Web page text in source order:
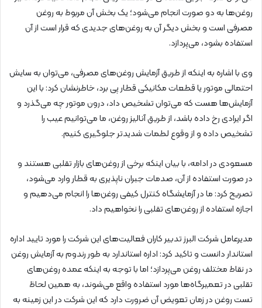
روغن‌ها به دو صورت انجام می‌شود؛ یک بخش آن مربوط به روغن
مصرفی است و بخش دیگر آن به روغن‌های جدیدی که قرار است از آن
استفاده بشود، می‌پردازد.
وی با اشاره به اینکه از طریق آزمایش روغن‌های مصرفی، می‌توان به سایش
احتمالی موتور یا قطعات مکانیکی قطار پی برد، خاطرنشان کرد: با این
آزمایش‌ها هست که می‌توان تشخیص داد، درون موتور چه می‌گذرد و
اگر ایرادی رخ داده باشد، از طریق آنالیز روغن، ما می‌توانیم عیب را
تشخیص داده و از وقوع لطمات شدیدتر جلوگیری کنیم.
مسعودی در ادامه، با بیان اینکه برخی از روغن‌های بازار تقلبی هستند و
در صورت استفاده از آن، صدمات جبران ناپذیری به قطار وارد می‌شود،
تصریح کرد: ما در آزمایشگاه‌ کنترل کیفی روغن‌ها را انجام می‌دهیم و
اجازه استفاده از روغن‌های تقلبی را نخواهیم داد.
مدیرعامل شرکت البرز تدبیر کاران فعالیت‌های این شرکت را مورد تایید اداره
استاندار دانست و تاکید کرد: اداره استاندارد به طور رندوم به آزمایش روغن
در نقاط مختلف روغن می‌پردازد؛ اما با توجه به اینکه عمده روغن‌های
تقلبی در تعمیرگاه‌ها مورد استفاده واقع می‌شوند، به همین لحاظ
تست روغن در زمان تعویض آن ضرورت دارد که این شرکت در این زمینه به